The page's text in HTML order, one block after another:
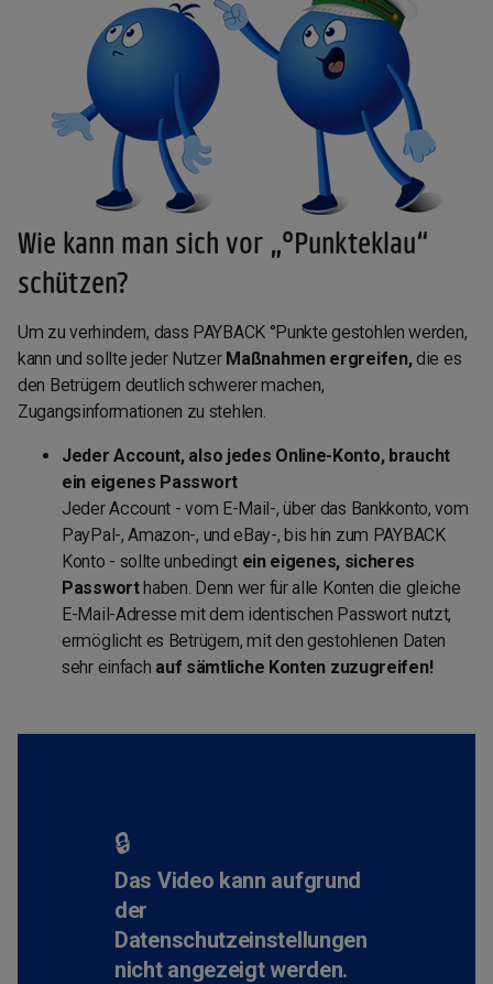
Wie kann man sich vor „°Punkteklau“
schützen?
Um zu verhindern, dass PAYBACK °Punkte gestohlen werden,
kann und sollte jeder Nutzer Maßnahmen ergreifen,die es
den Betrügern deutlich schwerer machen,
Zugangsinformationen zu stehlen.
Jeder Account, also jedes Online-Konto, braucht
ein eigenes Passwort
Jeder Account - vom E-Mail-, über das Bankkonto, vom
PayPal-, Amazon-, und eBay-, bis hin zum PAYBACK
Konto - sollte unbedingt ein eigenes, sicheres
Passworthaben. Denn wer für alle Konten die gleiche
E-Mail-Adresse mit dem identischen Passwort nutzt,
ermöglicht es Betrügern, mit den gestohlenen Daten
sehr einfach auf sämtliche Konten zuzugreifen!
🔒
Das Video kann aufgrund
der
Datenschutzeinstellungen
nicht angezeigt werden.